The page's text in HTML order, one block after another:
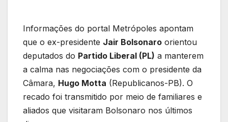
Informações do portal Metrópoles apontam
que o ex-presidente Jair Bolsonaro orientou
deputados do Partido Liberal (PL) a manterem
a calma nas negociações com o presidente da
Câmara, Hugo Motta (Republicanos-PB). O
recado foi transmitido por meio de familiares e
aliados que visitaram Bolsonaro nos últimos